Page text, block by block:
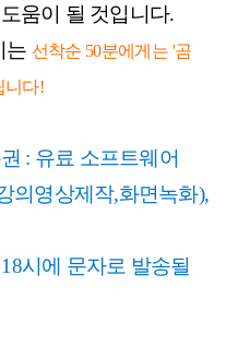
움이 될 것입니다.
는 선착순 50분에게는 '곰
니다!
: 유료 소프트웨어
의영상제작,화면녹화),
시에 문자로 발송될